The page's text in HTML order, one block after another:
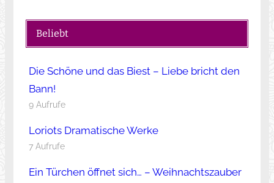
Beliebt
Die Schöne und das Biest – Liebe bricht den
Bann!
9 Aufrufe
Loriots Dramatische Werke
7 Aufrufe
Ein Türchen öffnet sich… – Weihnachtszauber